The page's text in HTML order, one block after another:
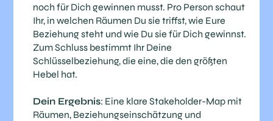
noch für Dich gewinnen musst. Pro Person schaut
Ihr, in welchen Räumen Du sie triffst, wie Eure
Beziehung steht und wie Du sie für Dich gewinnst.
Zum Schluss bestimmt Ihr Deine
Schlüsselbeziehung, die eine, die den größten
Hebel hat.
Dein Ergebnis: Eine klare Stakeholder-Map mit
Räumen, Beziehungseinschätzung und